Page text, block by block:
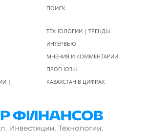
ПОИСК
|
ТЕХНОЛОГИИ | ТРЕНДЫ
ИНТЕРВЬЮ
МНЕНИЯ И КОММЕНТАРИИ
ПРОГНОЗЫ
КАЗАХСТАН В ЦИФРАХ